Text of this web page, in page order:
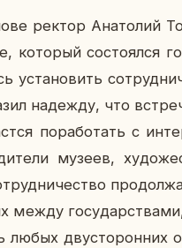
ректор Ана­то­лий
ко­то­рый со­сто­ял­ся
уста­но­вить
на­деж­ду, что
по­ра­бо­тать с
музеев,
между
любых